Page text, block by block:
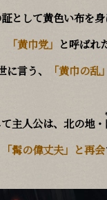
として黄色い布を
「黄巾党」 と呼ばれ
に言う、
「黄巾の乱」
主人公は、北の地・
「髯の偉丈夫」と再会